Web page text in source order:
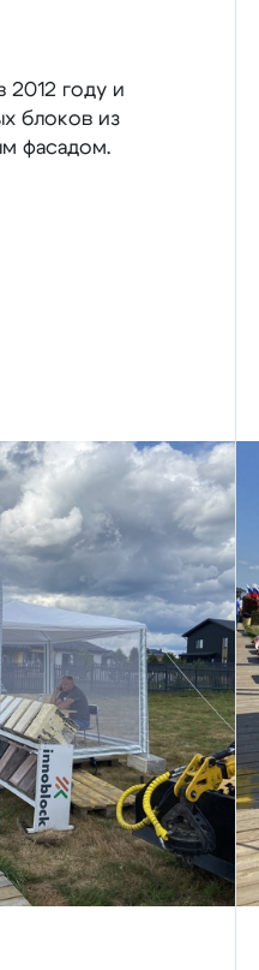
2012 году и
блоков из
фасадом.